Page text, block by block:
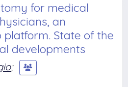
for medical
an
State of the
developments
;